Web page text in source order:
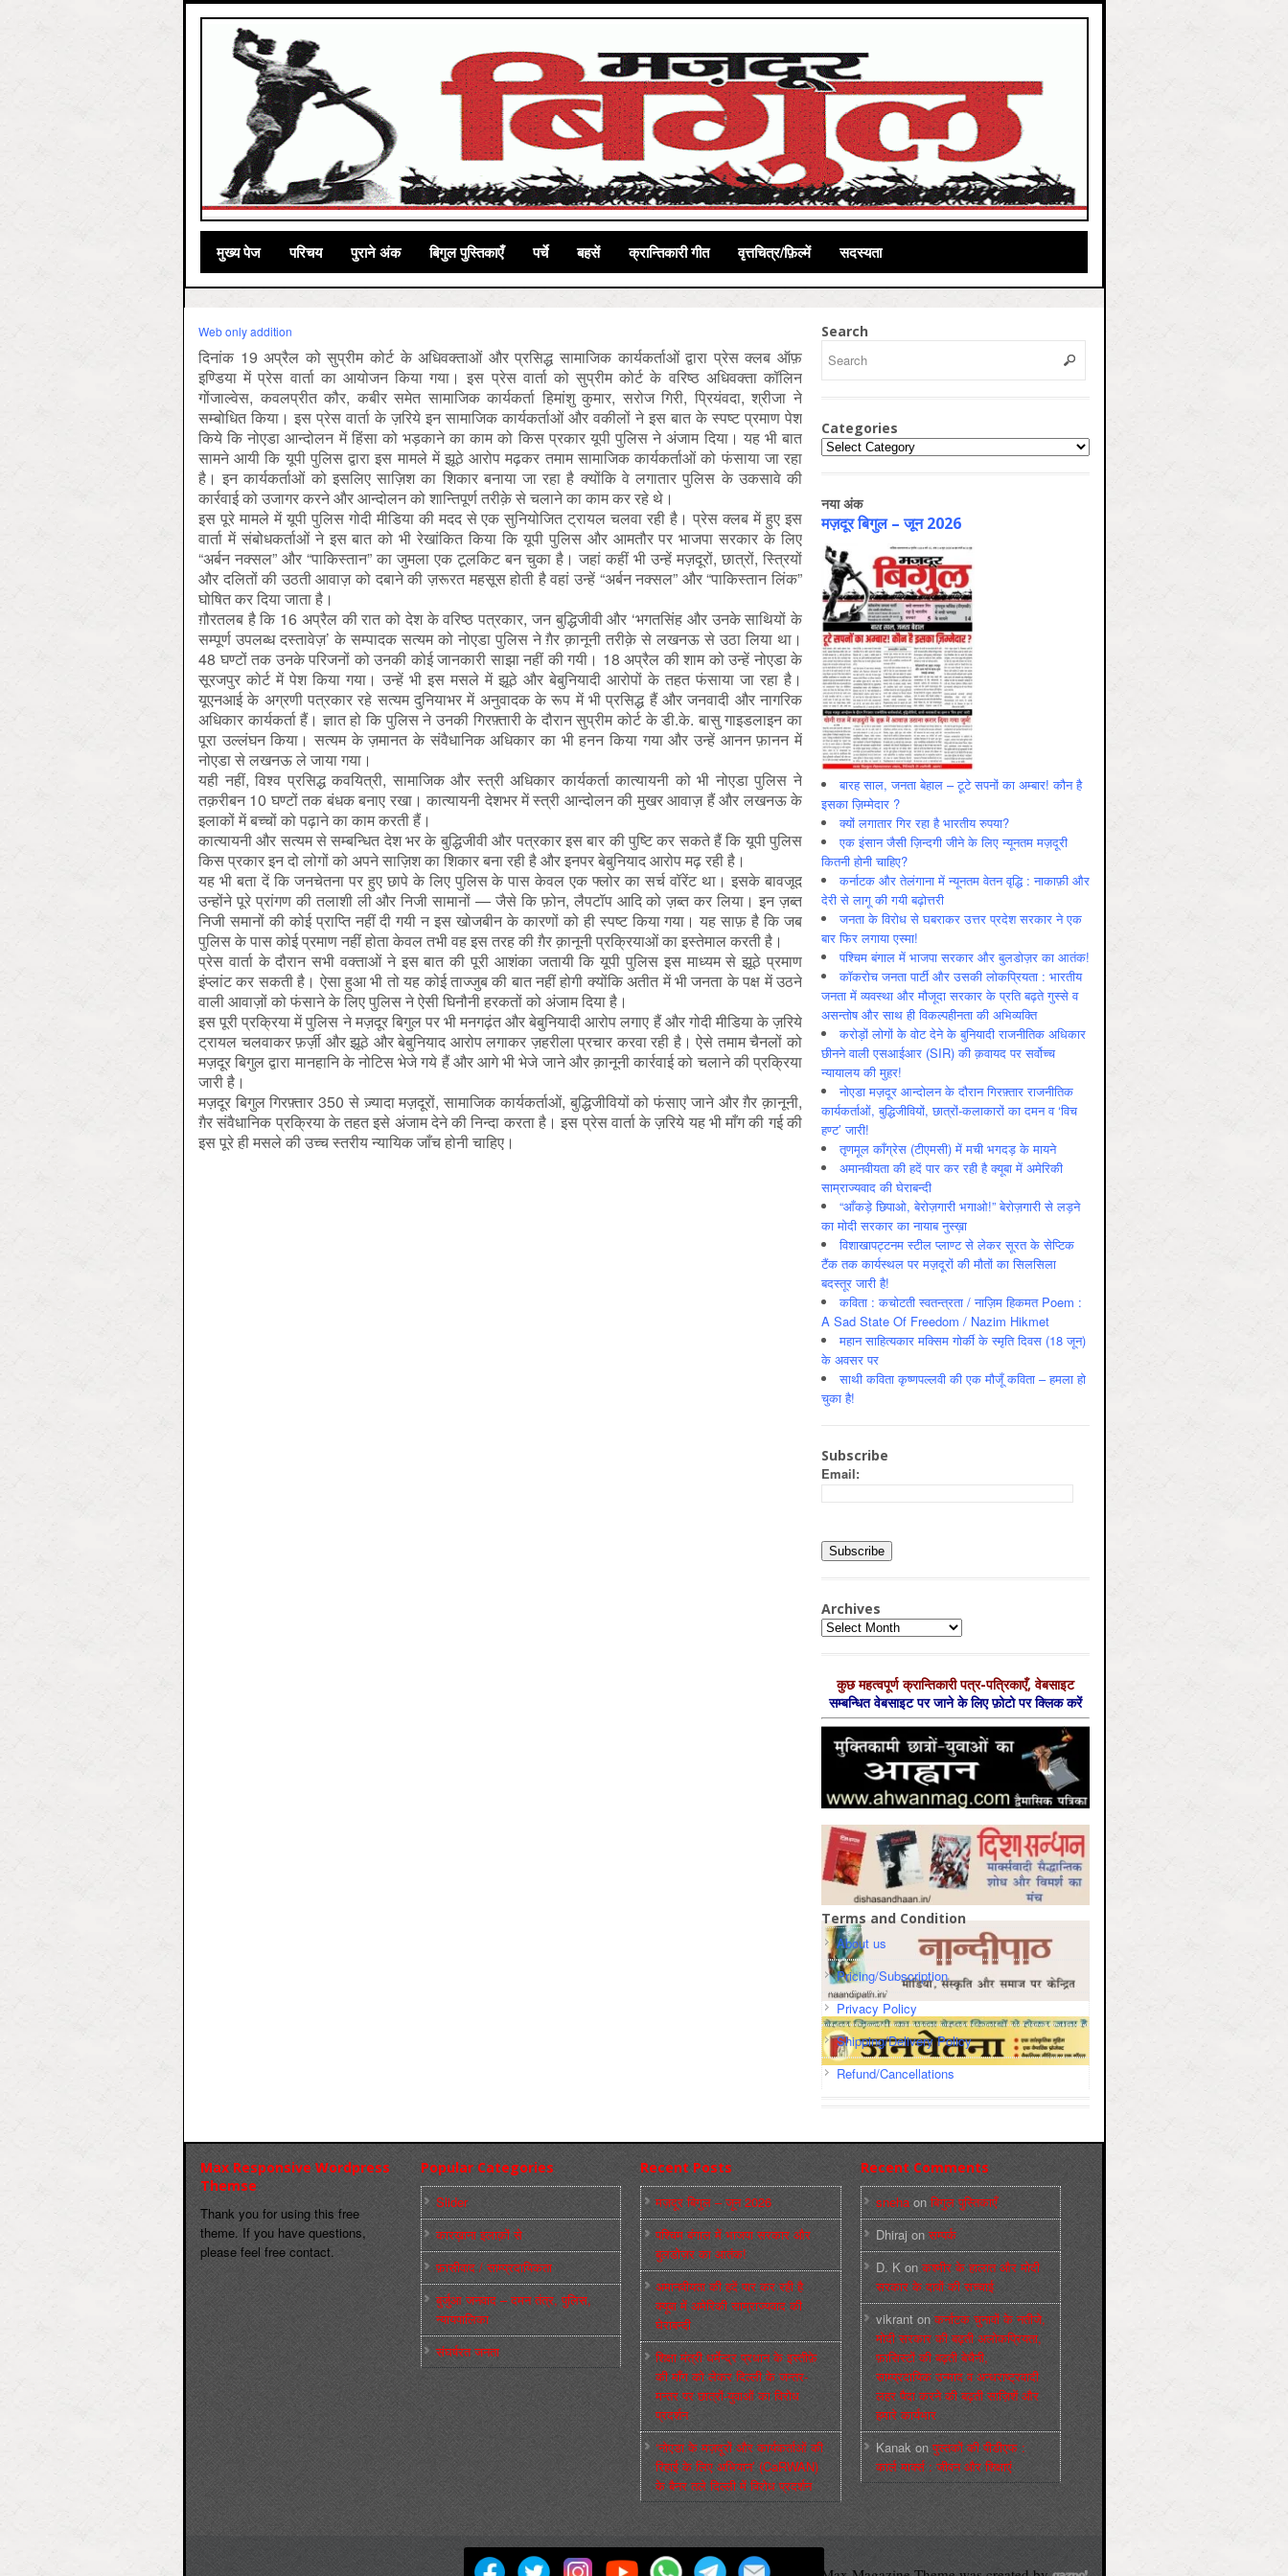
मुख्‍य पेज परिचय पुराने अंक बिगुल पुस्तिकाएँ पर्चे बहसें क्रान्तिकारी गीत वृत्तचित्र/फ़िल्में सदस्यता
Web only addition
दिनांक 19 अप्रैल को सुप्रीम कोर्ट के अधिवक्ताओं और प्रसिद्ध सामाजिक कार्यकर्ताओं द्वारा प्रेस क्लब ऑफ़
इण्डिया में प्रेस वार्ता का आयोजन किया गया। इस प्रेस वार्ता को सुप्रीम कोर्ट के वरिष्ठ अधिवक्ता कॉलिन
गोंजाल्वेस, कवलप्रीत कौर, कबीर समेत सामाजिक कार्यकर्ता हिमांशु कुमार, सरोज गिरी, प्रियंवदा, श्रीजा ने
सम्बोधित किया। इस प्रेस वार्ता के ज़रिये इन सामाजिक कार्यकर्ताओं और वकीलों ने इस बात के स्पष्ट प्रमाण पेश
किये कि नोएडा आन्दोलन में हिंसा को भड़काने का काम को किस प्रकार यूपी पुलिस ने अंजाम दिया। यह भी बात
सामने आयी कि यूपी पुलिस द्वारा इस मामले में झूठे आरोप मढ़कर तमाम सामाजिक कार्यकर्ताओं को फंसाया जा रहा
है। इन कार्यकर्ताओं को इसलिए साज़िश का शिकार बनाया जा रहा है क्योंकि वे लगातार पुलिस के उकसावे की
कार्रवाई को उजागर करने और आन्दोलन को शान्तिपूर्ण तरीक़े से चलाने का काम कर रहे थे।
इस पूरे मामले में यूपी पुलिस गोदी मीडिया की मदद से एक सुनियोजित ट्रायल चलवा रही है। प्रेस क्लब में हुए इस
वार्ता में संबोधकर्ताओं ने इस बात को भी रेखांकित किया कि यूपी पुलिस और आमतौर पर भाजपा सरकार के लिए
“अर्बन नक्सल” और “पाकिस्तान” का जुमला एक टूलकिट बन चुका है। जहां कहीं भी उन्हें मज़दूरों, छात्रों, स्त्रियों
और दलितों की उठती आवाज़ को दबाने की ज़रूरत महसूस होती है वहां उन्हें “अर्बन नक्सल” और “पाकिस्तान लिंक”
घोषित कर दिया जाता है।
ग़ौरतलब है कि 16 अप्रैल की रात को देश के वरिष्ठ पत्रकार, जन बुद्धिजीवी और ‘भगतसिंह और उनके साथियों के
सम्पूर्ण उपलब्ध दस्तावेज़’ के सम्पादक सत्यम को नोएडा पुलिस ने ग़ैर क़ानूनी तरीक़े से लखनऊ से उठा लिया था।
48 घण्टों तक उनके परिजनों को उनकी कोई जानकारी साझा नहीं की गयी। 18 अप्रैल की शाम को उन्हें नोएडा के
सूरजपुर कोर्ट में पेश किया गया। उन्हें भी इस मसले में झूठे और बेबुनियादी आरोपों के तहत फंसाया जा रहा है।
यूएनआई के अग्रणी पत्रकार रहे सत्यम दुनियाभर में अनुवादक के रूप में भी प्रसिद्ध हैं और जनवादी और नागरिक
अधिकार कार्यकर्ता हैं। ज्ञात हो कि पुलिस ने उनकी गिरफ़्तारी के दौरान सुप्रीम कोर्ट के डी.के. बासु गाइडलाइन का
पूरा उल्लंघन किया। सत्यम के ज़मानत के संवैधानिक अधिकार का भी हनन किया गया और उन्हें आनन फ़ानन में
नोएडा से लखनऊ ले जाया गया।
यही नहीं, विश्व प्रसिद्ध कवयित्री, सामाजिक और स्त्री अधिकार कार्यकर्ता कात्यायनी को भी नोएडा पुलिस ने
तक़रीबन 10 घण्टों तक बंधक बनाए रखा। कात्यायनी देशभर में स्त्री आन्दोलन की मुखर आवाज़ हैं और लखनऊ के
इलाकों में बच्चों को पढ़ाने का काम करती हैं।
कात्यायनी और सत्यम से सम्बन्धित देश भर के बुद्धिजीवी और पत्रकार इस बार की पुष्टि कर सकते हैं कि यूपी पुलिस
किस प्रकार इन दो लोगों को अपने साज़िश का शिकार बना रही है और इनपर बेबुनियाद आरोप मढ़ रही है।
यह भी बता दें कि जनचेतना पर हुए छापे के लिए पुलिस के पास केवल एक फ्लोर का सर्च वॉरेंट था। इसके बावजूद
उन्होंने पूरे प्रांगण की तलाशी ली और निजी सामानों — जैसे कि फ़ोन, लैपटॉप आदि को ज़ब्त कर लिया। इन ज़ब्त
निजी समानों की कोई प्राप्ति नहीं दी गयी न इस खोजबीन के कारणों को ही स्पष्ट किया गया। यह साफ़ है कि जब
पुलिस के पास कोई प्रमाण नहीं होता केवल तभी वह इस तरह की ग़ैर क़ानूनी प्रक्रियाओं का इस्तेमाल करती है।
प्रेस वार्ता के दौरान सभी वक्ताओं ने इस बात की पूरी आशंका जतायी कि यूपी पुलिस इस माध्यम से झूठे प्रमाण
इंप्लांट कर सकती है। ऐसा हुआ भी तो यह कोई ताज्जुब की बात नहीं होगी क्योंकि अतीत में भी जनता के पक्ष में उठने
वाली आवाज़ों को फंसाने के लिए पुलिस ने ऐसी घिनौनी हरकतों को अंजाम दिया है।
इस पूरी प्रक्रिया में पुलिस ने मज़दूर बिगुल पर भी मनगढ़ंत और बेबुनियादी आरोप लगाए हैं और गोदी मीडिया के ज़रिये
ट्रायल चलवाकर फ़र्ज़ी और झूठे और बेबुनियाद आरोप लगाकर ज़हरीला प्रचार करवा रही है। ऐसे तमाम चैनलों को
मज़दूर बिगुल द्वारा मानहानि के नोटिस भेजे गये हैं और आगे भी भेजे जाने और क़ानूनी कार्रवाई को चलाने की प्रक्रिया
जारी है।
मज़दूर बिगुल गिरफ़्तार 350 से ज़्यादा मज़दूरों, सामाजिक कार्यकर्ताओं, बुद्धिजीवियों को फंसाए जाने और ग़ैर क़ानूनी,
ग़ैर संवैधानिक प्रक्रिया के तहत इसे अंजाम देने की निन्दा करता है। इस प्रेस वार्ता के ज़रिये यह भी माँग की गई की
इस पूरे ही मसले की उच्च स्तरीय न्यायिक जाँच होनी चाहिए।
Search
Categories
Categories
नया अंक
मज़दूर बिगुल – जून 2026
बारह साल, जनता बेहाल – टूटे सपनों का अम्बार! कौन है
इसका ज़िम्मेदार ?
क्यों लगातार गिर रहा है भारतीय रुपया?
एक इंसान जैसी ज़िन्दगी जीने के लिए न्यूनतम मज़दूरी
कितनी होनी चाहिए?
कर्नाटक और तेलंगाना में न्यूनतम वेतन वृद्धि : नाकाफ़ी और
देरी से लागू की गयी बढ़ोत्तरी
जनता के विरोध से घबराकर उत्तर प्रदेश सरकार ने एक
बार फिर लगाया एस्मा!
पश्चिम बंगाल में भाजपा सरकार और बुलडोज़र का आतंक!
कॉकरोच जनता पार्टी और उसकी लोकप्रियता : भारतीय
जनता में व्‍यवस्‍था और मौजूदा सरकार के प्रति बढ़ते गुस्‍से व
असन्‍तोष और साथ ही विकल्‍पहीनता की अभिव्‍यक्ति
करोड़ों लोगों के वोट देने के बुनियादी राजनीतिक अधिकार
छीनने वाली एसआईआर (SIR) की क़वायद पर सर्वोच्च
न्यायालय की मुहर!
नोएडा मज़दूर आन्दोलन के दौरान गिरफ़्तार राजनीतिक
कार्यकर्ताओं, बुद्धिजीवियों, छात्रों-कलाकारों का दमन व ‘विच
हण्ट’ जारी!
तृणमूल काँग्रेस (टीएमसी) में मची भगदड़ के मायने
अमानवीयता की हदें पार कर रही है क्यूबा में अमेरिकी
साम्राज्यवाद की घेराबन्दी
“आँकड़े छिपाओ, बेरोज़गारी भगाओ!” बेरोज़गारी से लड़ने
का मोदी सरकार का नायाब नुस्ख़ा
विशाखापट्टनम स्टील प्लाण्ट से लेकर सूरत के सेप्टिक
टैंक तक कार्यस्थल पर मज़दूरों की मौतों का सिलसिला
बदस्तूर जारी है!
कविता : कचोटती स्वतन्त्रता / नाज़िम हिकमत Poem :
A Sad State Of Freedom / Nazim Hikmet
महान साहित्यकार मक्सिम गोर्की के स्मृति दिवस (18 जून)
के अवसर पर
साथी कविता कृष्णपल्लवी की एक मौजूँ कविता – हमला हो
चुका है!
Subscribe
Email:
Archives
Archives
कुछ महत्‍वपूर्ण क्रान्तिकारी पत्र-पत्रिकाएँ, वेबसाइट
सम्‍बन्धित वेबसाइट पर जाने के लिए फ़ोटो पर क्लिक करें
Terms and Condition
About us
Pricing/Subscription
Privacy Policy
Shipping/Delivery Policy
Refund/Cancellations
Max Responsive Wordpress
Themse
Thank you for using this free
theme. If you have questions,
please feel free contact.
Popular Categories
Slider
कारख़ाना इलाक़ों से
फ़ासीवाद / साम्‍प्रदायिकता
बुर्जुआ जनवाद – दमन तंत्र, पुलिस,
न्‍यायपालिका
संघर्षरत जनता
Recent Posts
मज़दूर बिगुल – जून 2026
पश्चिम बंगाल में भाजपा सरकार और
बुलडोज़र का आतंक!
अमानवीयता की हदें पार कर रही है
क्यूबा में अमेरिकी साम्राज्यवाद की
घेराबन्दी
शिक्षा मंत्री धर्मेन्द्र प्रधान के इस्तीफ़े
की माँग को लेकर दिल्ली के जन्तर-
मन्तर पर छात्रों-युवाओं का विरोध
प्रदर्शन
‘नोएडा के मज़दूरों और कार्यकर्ताओं की
रिहाई के लिए अभियान’ (CaRWAN)
के बैनर तले दिल्ली में विरोध प्रदर्शन
Recent Comments
snehaonबिगुल पुस्तिकाएँ
Dhirajon सम्पर्क
D. Konकश्मीर के हालात और मोदी
सरकार के दावों की सच्चाई
vikrantonकर्नाटक चुनावों के नतीजे,
मोदी सरकार की बढ़ती अलोकप्रियता,
फ़ासिस्टों की बढ़ती बेचैनी,
साम्प्रदायिक उन्माद व अन्धराष्ट्रवादी
लहर पैदा करने की बढ़ती साज़िशें और
हमारे कार्यभार
Kanakonपुस्‍तकों की पीडीएफ :
कार्ल मार्क्‍स : जीवन और शिक्षाएं
मज़दूर बिगुल Powered by
WordPress